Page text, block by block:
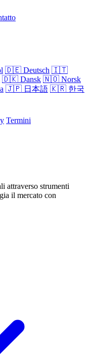
🇩🇪 Deutsch 🇮🇹
🇩🇰 Dansk 🇳🇴 Norsk
🇯🇵 日本語 🇰🇷 한국
Termini
attraverso strumenti
il mercato con